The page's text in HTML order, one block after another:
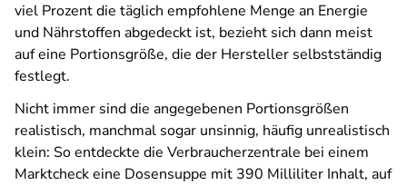
viel Prozent die täglich empfohlene Menge an Energie
und Nährstoffen abgedeckt ist, bezieht sich dann meist
auf eine Portionsgröße, die der Hersteller selbstständig
festlegt.
Nicht immer sind die angegebenen Portionsgrößen
realistisch, manchmal sogar unsinnig, häufig unrealistisch
klein: So entdeckte die Verbraucherzentrale bei einem
Marktcheck eine Dosensuppe mit 390 Milliliter Inhalt, auf